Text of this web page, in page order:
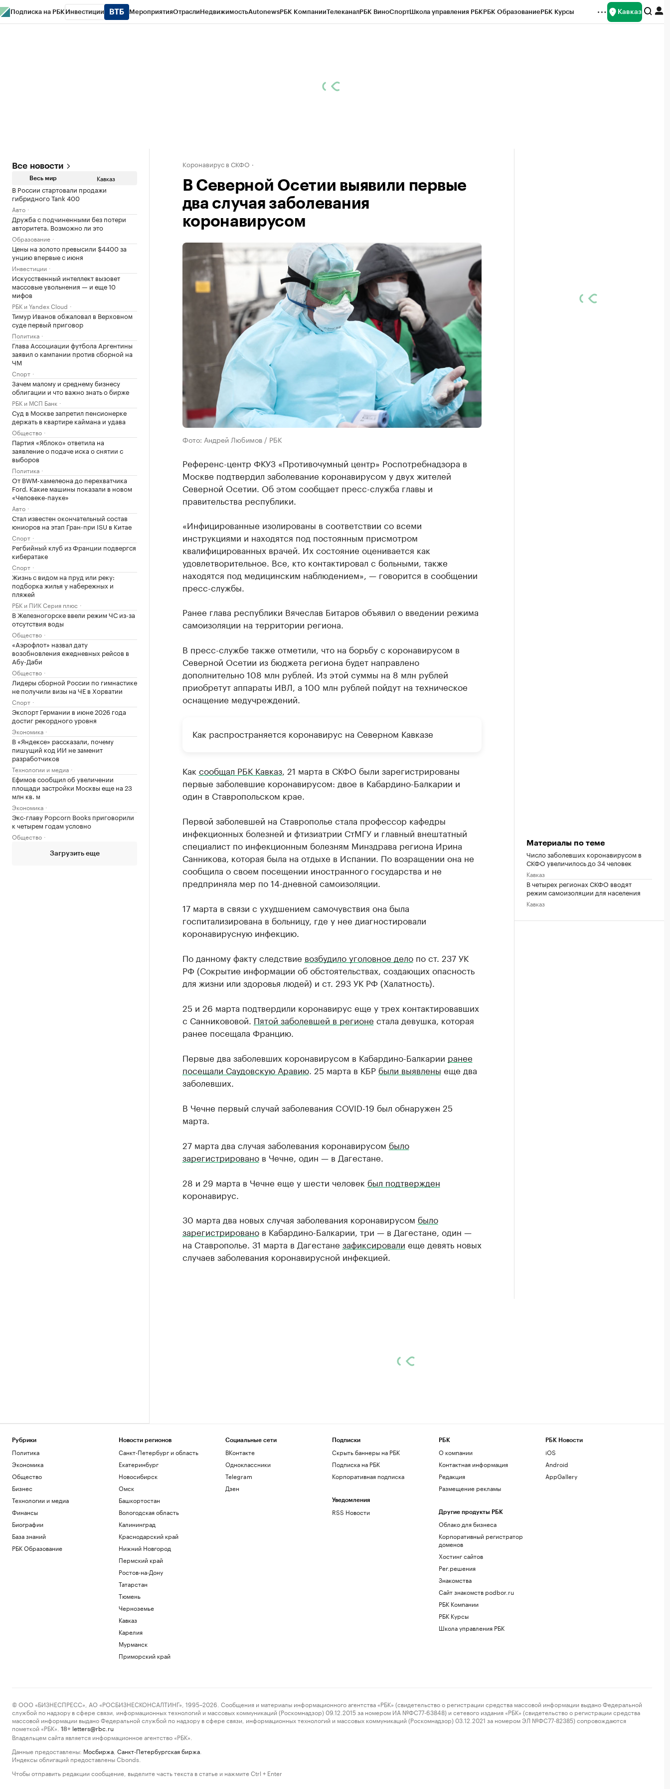
Подписка на РБК Инвестиции МероприятияОтраслиНедвижимостьAutonewsРБК КомпанииТелеканалРБК ВиноСпортШкола управления РБКРБК ОбразованиеРБК Курсы Кавказ
Все новости
Весь мир Кавказ
В России стартовали продажи
гибридного Tank 400
Авто
Дружба с подчиненными без потери
авторитета. Возможно ли это
Образование
Цены на золото превысили $4400 за
унцию впервые с июня
Инвестиции
Искусственный интеллект вызовет
массовые увольнения — и еще 10
мифов
РБК и Yandex Cloud
Тимур Иванов обжаловал в Верховном
суде первый приговор
Политика
Глава Ассоциации футбола Аргентины
заявил о кампании против сборной на
ЧМ
Спорт
Зачем малому и среднему бизнесу
облигации и что важно знать о бирже
РБК и МСП Банк
Суд в Москве запретил пенсионерке
держать в квартире каймана и удава
Общество
Партия «Яблоко» ответила на
заявление о подаче иска о снятии с
выборов
Политика
От BWM-хамелеона до перехватчика
Ford. Какие машины показали в новом
«Человеке-пауке»
Авто
Стал известен окончательный состав
юниоров на этап Гран-при ISU в Китае
Спорт
Регбийный клуб из Франции подвергся
кибератаке
Спорт
Жизнь с видом на пруд или реку:
подборка жилья у набережных и
пляжей
РБК и ПИК Серия плюс
В Железногорске ввели режим ЧС из-за
отсутствия воды
Общество
«Аэрофлот» назвал дату
возобновления ежедневных рейсов в
Абу-Даби
Общество
Лидеры сборной России по гимнастике
не получили визы на ЧЕ в Хорватии
Спорт
Экспорт Германии в июне 2026 года
достиг рекордного уровня
Экономика
В «Яндексе» рассказали, почему
пишущий код ИИ не заменит
разработчиков
Технологии и медиа
Ефимов сообщил об увеличении
площади застройки Москвы еще на 23
млн кв. м
Экономика
Экс-главу Popcorn Books приговорили
к четырем годам условно
Общество
Загрузить еще
Коронавирус в СКФО
В Северной Осетии выявили первые
два случая заболевания
коронавирусом
Фото: Андрей Любимов / РБК
Референс-центр ФКУЗ «Противочумный центр» Роспотребнадзора в
Москве подтвердил заболевание коронавирусом у двух жителей
Северной Осетии. Об этом сообщает пресс-служба главы и
правительства республики.
«Инфицированные изолированы в соответствии со всеми
инструкциями и находятся под постоянным присмотром
квалифицированных врачей. Их состояние оценивается как
удовлетворительное. Все, кто контактировал с больными, также
находятся под медицинским наблюдением», — говорится в сообщении
пресс-службы.
Ранее глава республики Вячеслав Битаров объявил о введении режима
самоизоляции на территории региона.
В пресс-службе также отметили, что на борьбу с коронавирусом в
Северной Осетии из бюджета региона будет направлено
дополнительно 108 млн рублей. Из этой суммы на 8 млн рублей
приобретут аппараты ИВЛ, а 100 млн рублей пойдут на техническое
оснащение медучреждений.
Как распространяется коронавирус на Северном Кавказе
Как сообщал РБК Кавказ, 21 марта в СКФО были зарегистрированы
первые заболевшие коронавирусом: двое в Кабардино-Балкарии и
один в Ставропольском крае.
Первой заболевшей на Ставрополье стала профессор кафедры
инфекционных болезней и фтизиатрии СтМГУ и главный внештатный
специалист по инфекционным болезням Минздрава региона Ирина
Санникова, которая была на отдыхе в Испании. По возращении она не
сообщила о своем посещении иностранного государства и не
предприняла мер по 14-дневной самоизоляции.
17 марта в связи с ухудшением самочувствия она была
госпитализирована в больницу, где у нее диагностировали
коронавирусную инфекцию.
По данному факту следствие возбудило уголовное делопо ст. 237 УК
РФ (Сокрытие информации об обстоятельствах, создающих опасность
для жизни или здоровья людей) и ст. 293 УК РФ (Халатность).
25 и 26 марта подтвердили коронавирус еще у трех контактировавших
с Санникововой. Пятой заболевшей в регионе стала девушка, которая
ранее посещала Францию.
Первые два заболевших коронавирусом в Кабардино-Балкарии ранее
посещали Саудовскую Аравию. 25 марта в КБР были выявлены еще два
заболевших.
В Чечне первый случай заболевания COVID-19 был обнаружен 25
марта.
27 марта два случая заболевания коронавирусом было
зарегистрированов Чечне, один — в Дагестане.
28 и 29 марта в Чечне еще у шести человек был подтвержден
коронавирус.
30 марта два новых случая заболевания коронавирусом было
зарегистрированов Кабардино-Балкарии, три — в Дагестане, один —
на Ставрополье. 31 марта в Дагестане зафиксировали еще девять новых
случаев заболевания коронавирусной инфекцией.
Материалы по теме
Число заболевших коронавирусом в
СКФО увеличилось до 34 человек
Кавказ
В четырех регионах СКФО вводят
режим самоизоляции для населения
Кавказ
Рубрики
Политика
Экономика
Общество
Бизнес
Технологии и медиа
Финансы
Биографии
База знаний
РБК Образование
Новости регионов
Санкт-Петербург и область
Екатеринбург
Новосибирск
Омск
Башкортостан
Вологодская область
Калининград
Краснодарский край
Нижний Новгород
Пермский край
Ростов-на-Дону
Татарстан
Тюмень
Черноземье
Кавказ
Карелия
Мурманск
Приморский край
Социальные сети
ВКонтакте
Одноклассники
Telegram
Дзен
Подписки
Скрыть баннеры на РБК
Подписка на РБК
Корпоративная подписка
Уведомления
RSS Новости
РБК
О компании
Контактная информация
Редакция
Размещение рекламы
Другие продукты РБК
Облако для бизнеса
Корпоративный регистратор
доменов
Хостинг сайтов
Рег.решения
Знакомства
Сайт знакомств podbor.ru
РБК Компании
РБК Курсы
Школа управления РБК
РБК Новости
iOS
Android
AppGallery
© ООО «БИЗНЕСПРЕСС», АО «РОСБИЗНЕСКОНСАЛТИНГ», 1995–2026. Сообщения и материалы информационного агентства «РБК» (свидетельство о регистрации средства массовой информации выдано Федеральной
службой по надзору в сфере связи, информационных технологий и массовых коммуникаций (Роскомнадзор) 09.12.2015 за номером ИА №ФС77-63848) и сетевого издания «РБК» (свидетельство о регистрации средства
массовой информации выдано Федеральной службой по надзору в сфере связи, информационных технологий и массовых коммуникаций (Роскомнадзор) 03.12.2021 за номером ЭЛ №ФС77-82385) сопровождаются
пометкой «РБК».
18+ letters@rbc.ru
Владельцем сайта является информационное агентство «РБК».
Данные предоставлены: Мосбиржа Санкт-Петербургская биржа
Индексы облигаций предоставлены Cbonds.
Чтобы отправить редакции сообщение, выделите часть текста в статье и нажмите Ctrl + Enter